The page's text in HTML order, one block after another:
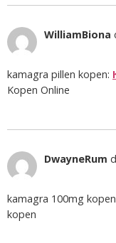
WilliamBiona
kamagra pillen kopen:
Kopen Online
DwayneRum
kamagra 100mg kopen
kopen